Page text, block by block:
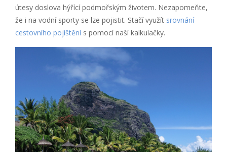
útesy doslova hýřící podmořským životem. Nezapomeňte,
že i na vodní sporty se lze pojistit. Stačí využít srovnání
cestovního pojištěnís pomocí naší kalkulačky.